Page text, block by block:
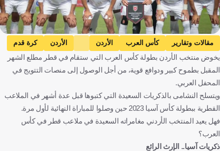
مقالات وتقارير كأس العرب الأردن الأردن كرة قدم
يخوض منتخب الأردن بطولة كأس العرب التي ستقام في قطر مطلع الشهر
المقبل بطموح كبير ودوافع قوية، من أجل الوصول إلى منصات التتويج في
المحفل العربي.
ويتسلح النشامى بالذكريات السعيدة التي كتبوها قبل عدة أشهر في الملاعب
القطرية ببطولة كأس آسيا 2023 حين وصلوا للمباراة النهائية لأول مرة.
فهل يعيد المنتخب الأردني مغامراته السعيدة في ملاعب قطر في كأس
العرب؟
ذكريات آسيا.. الإرث الرائع